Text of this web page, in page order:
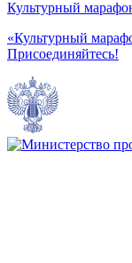
Культурный
«Культурный
Присоединяйтесь!